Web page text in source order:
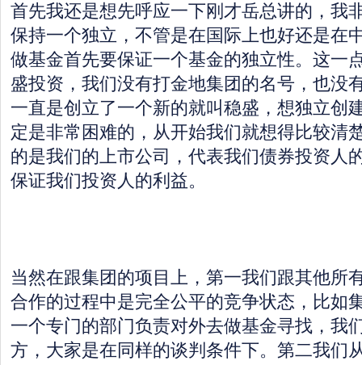
首先我还是想先呼应一下刚才岳总讲的，我
保持一个独立，不管是在国际上也好还是在
做基金首先要保证一个基金的独立性。这一
盛投资，我们没有打金地集团的名号，也没
一直是创立了一个新的就叫稳盛，想独立创
定是非常困难的，从开始我们就想得比较清
的是我们的上市公司，代表我们债券投资人
保证我们投资人的利益。
当然在跟集团的项目上，第一我们跟其他所
合作的过程中是完全公平的竞争状态，比如
一个专门的部门负责对外去做基金寻找，我
方，大家是在同样的谈判条件下。第二我们